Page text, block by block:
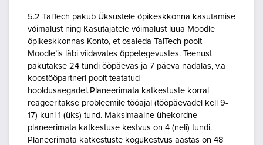
5.2 TalTech pakub Üksustele õpikeskkonna kasutamise
võimalust ning Kasutajatele võimalust luua Moodle
õpikeskkonnas Konto, et osaleda TalTech poolt
Moodle’is läbi viidavates õppetegevustes. Teenust
pakutakse 24 tundi ööpäevas ja 7 päeva nädalas, v.a
koostööpartneri poolt teatatud
hooldusaegadel. Planeerimata katkestuste korral
reageeritakse probleemile tööajal (tööpäevadel kell 9-
17) kuni 1 (üks) tund. Maksimaalne ühekordne
planeerimata katkestuse kestvus on 4 (neli) tundi.
Planeerimata katkestuste kogukestvus aastas on 48